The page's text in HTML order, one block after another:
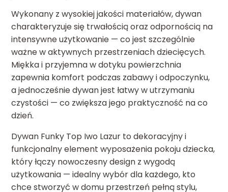
Wykonany z wysokiej jakości materiałów, dywan
charakteryzuje się trwałością oraz odpornością na
intensywne użytkowanie — co jest szczególnie
ważne w aktywnych przestrzeniach dziecięcych.
Miękka i przyjemna w dotyku powierzchnia
zapewnia komfort podczas zabawy i odpoczynku,
a jednocześnie dywan jest łatwy w utrzymaniu
czystości — co zwiększa jego praktyczność na co
dzień.
Dywan Funky Top Iwo Lazur to dekoracyjny i
funkcjonalny element wyposażenia pokoju dziecka,
który łączy nowoczesny design z wygodą
użytkowania — idealny wybór dla każdego, kto
chce stworzyć w domu przestrzeń pełną stylu,